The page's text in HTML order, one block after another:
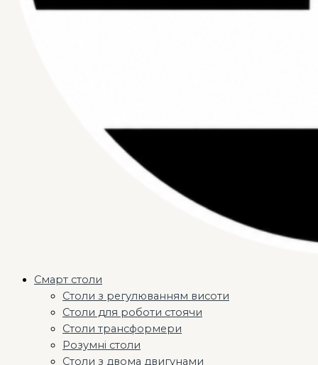
Смарт столи
Столи з регулюванням висоти
Столи для роботи стоячи
Столи трансформери
Розумні столи
Столи з двома двигунами